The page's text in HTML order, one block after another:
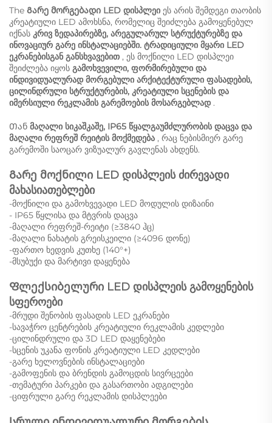
The Გარე მორგებადი LED დისპლეი ეს არის შემდეგი თაობის
კრეატიული LED ამოხსნა, რომელიც შეიძლება გამოყენებულ
იქნას კრივ ზედაპირებზე, არეგულარულ სტრუქტურებზე და
ინოვაციურ გარე ინსტალაციებში. ტრადიციული მყარი LED
ეკრანებისგან განსხვავებით , ეს მოქნილი LED დისპლეი
შეიძლება იყოს გამოხვევილი, ფორმირებული და
ინდივიდუალურად მორგებული არქიტექტურული ფასადების,
ცილინდრული სტრუქტურების, კრეატიული სცენების და
იმერსიული რეკლამის გარემოების მოსარგებლად .
Თან მაღალი სიკაშკაშე, IP65 წყალგაუმძლურობის დაცვა და
მაღალი რეფრეშ რეიტის მოქმედება , რაც ნებისმიერ გარე
გარემოში საოცარ ვიზუალურ გავლენას ახდენს.
Გარე მოქნილი LED დისპლეის ძირევადი
მახასიათებლები
-მოქნილი და გამოხვევადი LED მოდულის დიზაინი
- IP65 წყლისა და მტვრის დაცვა
-მაღალი რეფრეშ-რეიტი (≥3840 ჰც)
-მაღალი ნახატის გრეისკეილი (≥4096 დონე)
-ფართო ხედვის კუთხე (140°+)
-მსუბუქი და მარტივი დაყენება
Ფლექსიბელური LED დისპლეის გამოყენების
სფეროები
-მრუდი შენობის ფასადის LED ეკრანები
-სავაჭრო ცენტრების კრეატიული რეკლამის კედლები
-ცილინდრული და 3D LED დაყენებები
-სცენის უკანა ფონის კრეატიული LED კედლები
-გარე ხელოვნების ინსტალაციები
-გამოფენის და ბრენდის გამოცდის სივრცეები
-თემატური პარკები და გასართობი ადგილები
-ციფრული გარე რეკლამის დისპლეები